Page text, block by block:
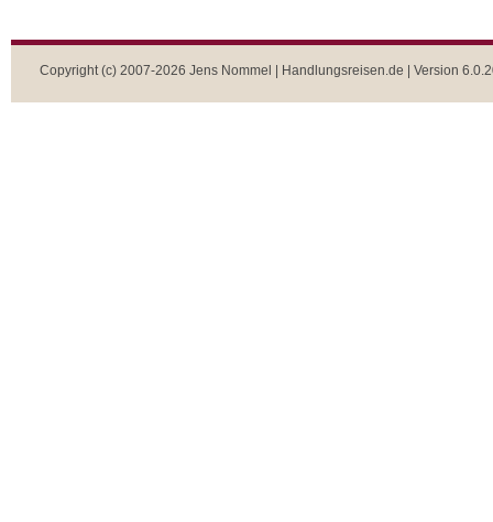
Copyright (c) 2007-2026 Jens Nommel | Handlungsreisen.de | Version